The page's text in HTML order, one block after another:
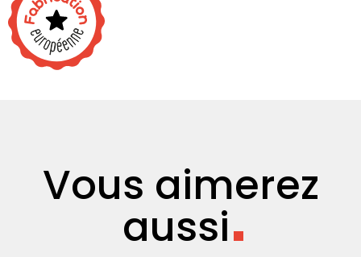
Vous aimerez
aussi